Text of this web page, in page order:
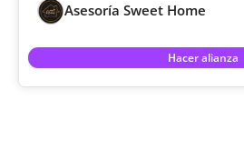
Asesoría Sweet Home
Hacer alianza